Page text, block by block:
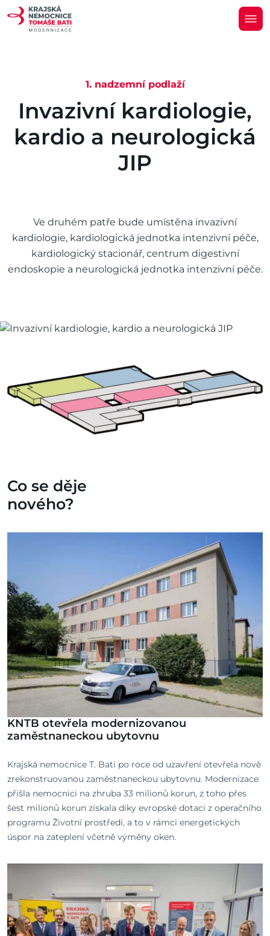
1. nadzemní podlaží
Invazivní kardiologie,
kardio a neurologická
JIP
Ve druhém patře bude umístěna invazivní
kardiologie, kardiologická jednotka intenzivní péče,
kardiologický stacionář, centrum digestivní
endoskopie a neurologická jednotka intenzivní péče.
Co se děje
nového?
KNTB otevřela modernizovanou
zaměstnaneckou ubytovnu
Krajská nemocnice T. Bati po roce od uzavření otevřela nově
zrekonstruovanou zaměstnaneckou ubytovnu. Modernizace
přišla nemocnici na zhruba 33 milionů korun, z toho přes
šest milionů korun získala díky evropské dotaci z operačního
programu Životní prostředí, a to v rámci energetických
úspor na zateplení včetně výměny oken.